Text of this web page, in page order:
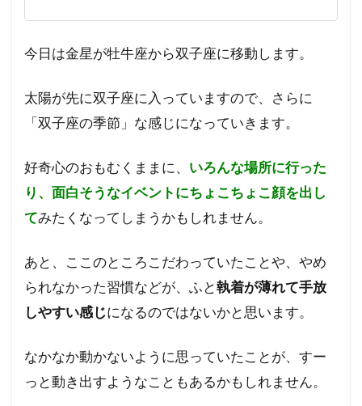
に
動
問題
を解
決す
めに
はど
うし
たら
考え
る
今日は金星が牡牛座から双子座に移動します。
太陽が先に双子座に入っていますので、さらに
「双子座の季節」な感じになっていきます。
好奇心のおもむくままに、 いろんな場所に行った
り、面白そうなイベントにちょこちょこ顔を出し
てみたくなってしまうかもしれません。
あと、ここのところこだわっていたことや、やめ
られなかった習慣などが、ふと執着が薄れて手放
しやすい感じになるのではないかと思います。
なかなか動かないように思っていたことが、すー
っと動き出すようなこともあるかもしれません。